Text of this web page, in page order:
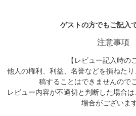
ゲストの方でもご記入
注意事項
【レビュー記入時の
他人の権利、利益、名誉などを損ねた
稿することはできませんので
レビュー内容が不適切と判断した場合
場合がございます